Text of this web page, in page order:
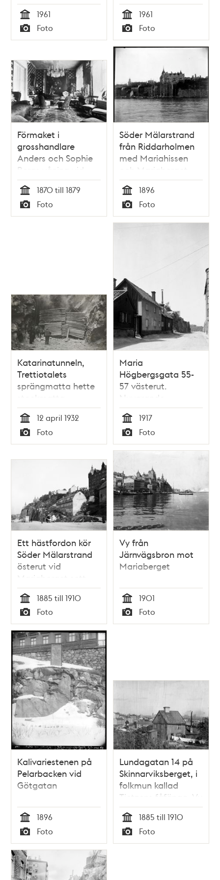
Tid
1961
Typ
Foto Tid
1961
Typ
Foto
Förmaket i
grosshandlare
Anders och Sophie
Bergs våning vid
Brännkyrkagatan 6
med en målning av
familjen Berg på
fondväggen.
Tid
1870 till 1879
Typ
Foto
Söder Mälarstrand
från Riddarholmen
med Mariahissen
och Mariaberget
Tid
1896
Typ
Foto
Katarinatunneln,
Trettiotalets
sprängmatta hette
stockmatta
Tid
12 april 1932
Typ
Foto
Maria
Högbergsgata 55-
57 västerut.
Nuvarande
Högbergsgatan 89-
91. Dåvarande kv.
Bergsgruvan Större,
nu kv. Postbonden
Tid
1917
Typ
Foto
Ett hästfordon kör
Söder Mälarstrand
österut vid
Mariaberget sett
rån Torkel
Knutssonsgatan.
Husen närmast
ligger vid slutet av
Lilla
Skinnarviksgränd.
Byggnaden på
höjden ligger vid
Bastugatan 42
Tid
1885 till 1910
Typ
Foto
Vy från
Järnvägsbron mot
Mariaberget
Tid
1901
Typ
Foto
Kalivariestenen på
Pelarbacken vid
Götgatan
Tid
1896
Typ
Foto
Lundagatan 14 på
Skinnarviksberget, i
folkmun kallad
Tietzens fåfänga. Vy
österut med Maria
kyrkas torn i fonden.
Då kv. Somens
Kvarn Mindre. Nu
Tid
1885 till 1910
Typ
Foto